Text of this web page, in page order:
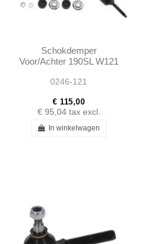
Schokdemper
Voor/Achter 190SL W121
0246-121
€ 115,00
€ 95,04 tax excl.
In winkelwagen